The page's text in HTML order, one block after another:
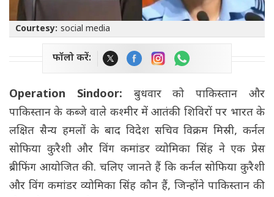
Courtesy: social media
फॉलो करें:
Operation Sindoor: बुधवार को पाकिस्तान और
पाकिस्तान के कब्जे वाले कश्मीर में आतंकी शिविरों पर भारत के
लक्षित सैन्य हमलों के बाद विदेश सचिव विक्रम मिस्री, कर्नल
सोफिया कुरैशी और विंग कमांडर व्योमिका सिंह ने एक प्रेस
ब्रीफिंग आयोजित की. चलिए जानते हैं कि कर्नल सोफिया कुरैशी
और विंग कमांडर व्योमिका सिंह कौन हैं, जिन्होंने पाकिस्तान की